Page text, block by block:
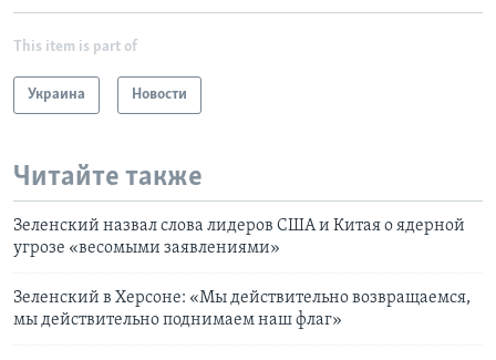
This item is part of
Украина Новости
Читайте также
Зеленский назвал слова лидеров США и Китая о ядерной
угрозе «весомыми заявлениями»
Зеленский в Херсоне: «Мы действительно возвращаемся,
мы действительно поднимаем наш флаг»